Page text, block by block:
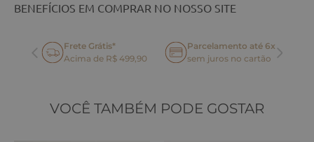
BENEFÍCIOS EM COMPRAR NO NOSSO SITE
Frete Grátis*
Acima de R$ 499,90
Parcelamento até 6x
sem juros no cartão
VOCÊ TAMBÉM PODE GOSTAR